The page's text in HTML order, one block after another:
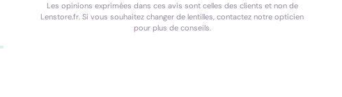
Les opinions exprimées dans ces avis sont celles des clients et non de
Lenstore.fr. Si vous souhaitez changer de lentilles, contactez notre opticien
pour plus de conseils.